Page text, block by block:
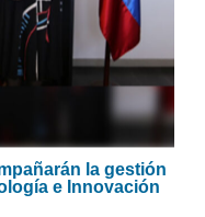
la gestión
e Innovación